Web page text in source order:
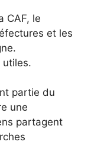
CAF, le
et les
utiles.
partie du
une
partagent